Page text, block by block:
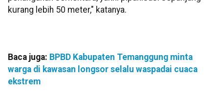
kurang lebih 50 meter," katanya.
Baca juga: BPBD Kabupaten Temanggung minta
warga di kawasan longsor selalu waspadai cuaca
ekstrem